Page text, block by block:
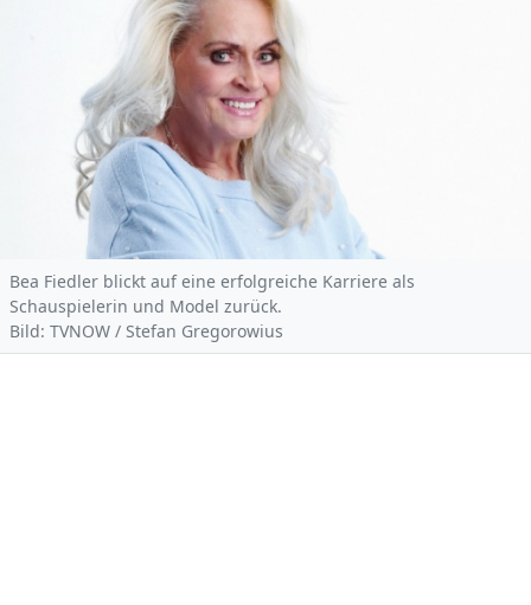
Bea Fiedler blickt auf eine erfolgreiche Karriere als
Schauspielerin und Model zurück.
Bild: TVNOW / Stefan Gregorowius